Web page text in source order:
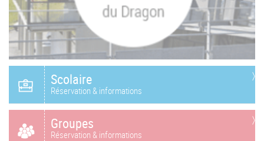
Scolaire
Réservation & informations
Groupes
Réservation & informations